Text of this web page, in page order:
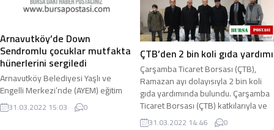
Arnavutköy’de Down
Sendromlu çocuklar mutfakta
hünerlerini sergiledi
Arnavutköy Belediyesi Yaşlı ve
Engelli Merkezi’nde (AYEM) eğitim
gören down sendromlu çocuklar,
Down Sendromu farkındalık haftası
31.03.2022 15:03 0
ÇTB’den 2 bin koli gıda yardımı
Çarşamba Ticaret Borsası (ÇTB),
Ramazan ayı dolayısıyla 2 bin koli
gıda yardımında bulundu. Çarşamba
Ticaret Borsası (ÇTB) katkılarıyla ve
... 31.03.2022 14:46 0